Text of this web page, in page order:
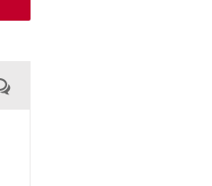
Kommentare